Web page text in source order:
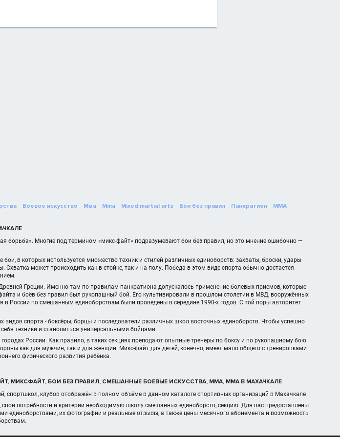
Боевое искусство Мма Mma Mixed martial arts Бои без правил Панкратион MMA
борьба». Многие под термином «микс-файт» подразумевают бои без правил, но это мнение ошибочно —
в которых используется множество техник и стилей различных единоборств: захваты, броски, удары
может происходить как в стойке, так и на полу. Победа в этом виде спорта обычно достается
Греции. Именно там по правилам панкратиона допускалось применение болевых приемов, которые
и боёв без правил был рукопашный бой. Его культивировали в прошлом столетии в МВД, вооружённых
России по смешанным единоборствам были проведены в середине 1990-х годов. С той поры авторитет
спорта - боксёры, борцы и последователи различных школ восточных единоборств. Чтобы успешно
техники и становиться универсальными бойцами.
России. Как правило, в таких секциях преподают опытные тренеры по боксу и по рукопашному бою.
как для мужчин, так и для женщин. Микс-файт для детей, конечно, имеет мало общего с тренировками
физического развития ребёнка.
МИКСФАЙТ, БОИ БЕЗ ПРАВИЛ, СМЕШАННЫЕ БОЕВЫЕ ИСКУССТВА, MMA, ММА В МАХАЧКАЛЕ
спортшкол, клубов отображён в полном объёме в данном каталоге спортивных организаций в Махачкале
потребности и критерии необходимую школу смешанных единоборств, секцию. Для вас предоставлены
единоборствами, их фотографии и реальные отзывы, а также цены месячного абонемента и возможность